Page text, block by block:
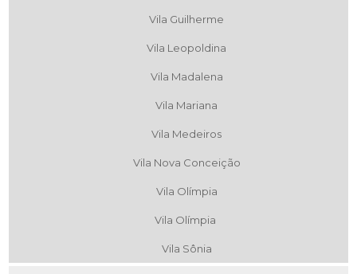
Vila Guilherme
Vila Leopoldina
Vila Madalena
Vila Mariana
Vila Medeiros
Vila Nova Conceição
Vila Olímpia
Vila Olímpia
Vila Sônia